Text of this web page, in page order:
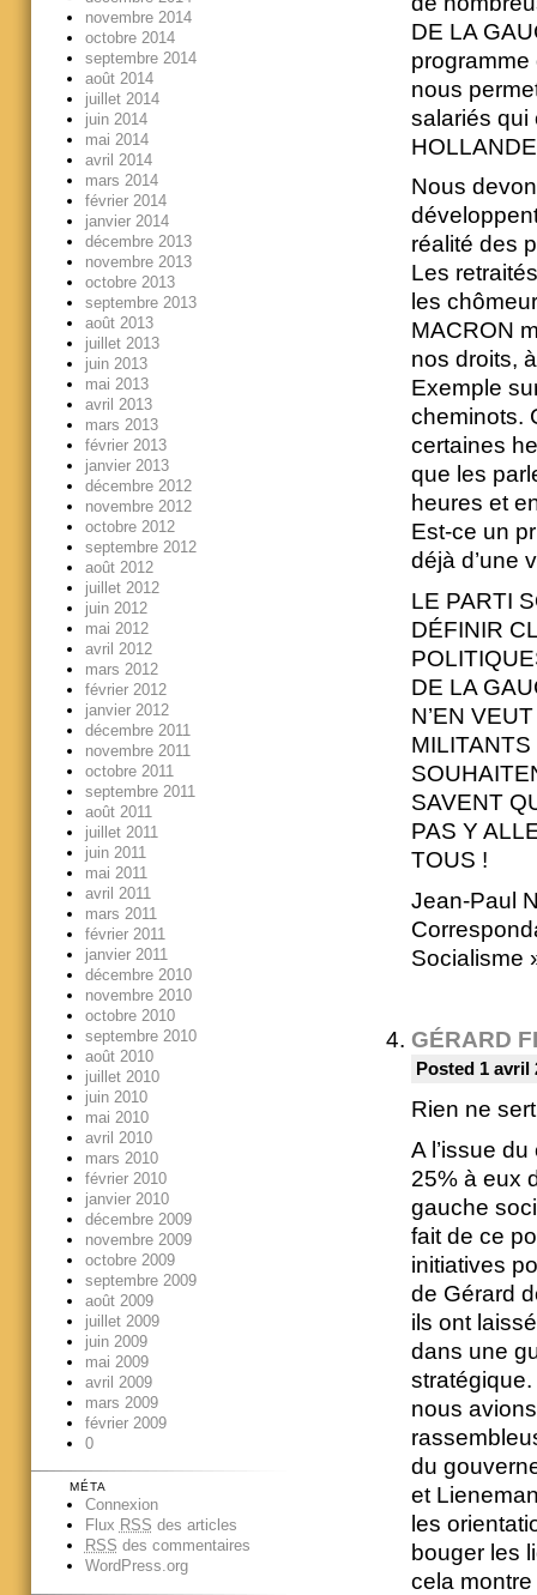
DE LA
programme
nous
salariés qui
Nous
réalité des
Les
les
MACRON
nos droits,
Exemple
cheminots.
certaines
que les
heures et
Est-ce un
déjà d’une
LE PARTI
DÉFINIR
DE LA
N’EN
SAVENT
PAS Y
TOUS !
Jean-Paul
Socialisme
GÉRARD
Posted 1 avril
Rien ne
A l’issue
25% à eux
gauche
fait de ce
initiatives
de Gérard
ils ont
dans une
stratégique.
nous
du
et
les
bouger les
cela
novembre 2014
octobre 2014
septembre 2014
août 2014
juillet 2014
juin 2014
mai 2014
avril 2014
mars 2014
février 2014
janvier 2014
décembre 2013
novembre 2013
octobre 2013
septembre 2013
août 2013
juillet 2013
juin 2013
mai 2013
avril 2013
mars 2013
février 2013
janvier 2013
décembre 2012
novembre 2012
octobre 2012
septembre 2012
août 2012
juillet 2012
juin 2012
mai 2012
avril 2012
mars 2012
février 2012
janvier 2012
décembre 2011
novembre 2011
octobre 2011
septembre 2011
août 2011
juillet 2011
juin 2011
mai 2011
avril 2011
mars 2011
février 2011
janvier 2011
décembre 2010
novembre 2010
octobre 2010
septembre 2010
août 2010
juillet 2010
juin 2010
mai 2010
avril 2010
mars 2010
février 2010
janvier 2010
décembre 2009
novembre 2009
octobre 2009
septembre 2009
août 2009
juillet 2009
juin 2009
mai 2009
avril 2009
mars 2009
février 2009
0
MÉTA
Connexion
Flux RSS des articles
RSS des commentaires
WordPress.org